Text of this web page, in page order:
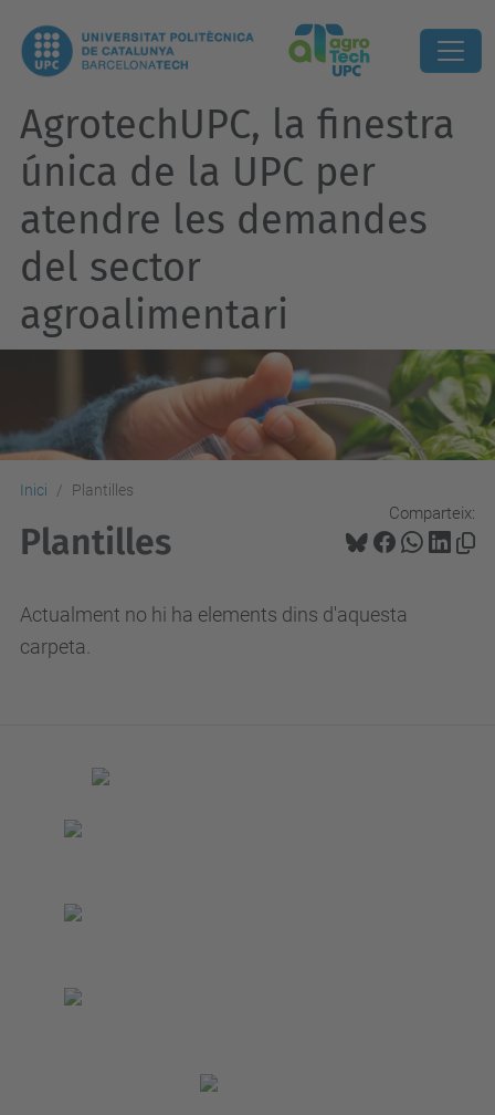
AgrotechUPC, la finestra
única de la UPC per
atendre les demandes
del sector
agroalimentari
Inici Plantilles
Comparteix:
Plantilles
Actualment no hi ha elements dins d'aquesta
carpeta.